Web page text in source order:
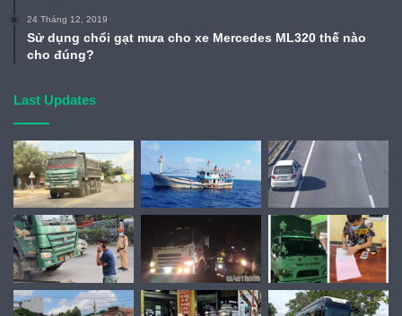
24 Tháng 12, 2019
Sử dụng chổi gạt mưa cho xe Mercedes ML320 thế nào
cho đúng?
Last Updates